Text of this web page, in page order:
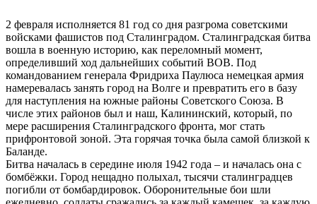
2 февраля исполняется 81 год со дня разгрома советскими
войсками фашистов под Сталинградом. Сталинградская битва
вошла в военную историю, как переломный момент,
определивший ход дальнейших событий ВОВ. Под
командованием генерала Фридриха Паулюса немецкая армия
намеревалась занять город на Волге и превратить его в базу
для наступления на южные районы Советского Союза. В
числе этих районов был и наш, Калининский, который, по
мере расширения Сталинградского фронта, мог стать
прифронтовой зоной. Эта горячая точка была самой близкой к
Баланде.
Битва началась в середине июля 1942 года – и началась она с
бомбёжки. Город нещадно полыхал, тысячи сталинградцев
погибли от бомбардировок. Оборонительные бои шли